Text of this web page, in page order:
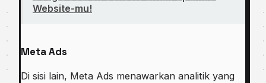
Website-mu!
Meta Ads
Di sisi lain, Meta Ads menawarkan analitik yang